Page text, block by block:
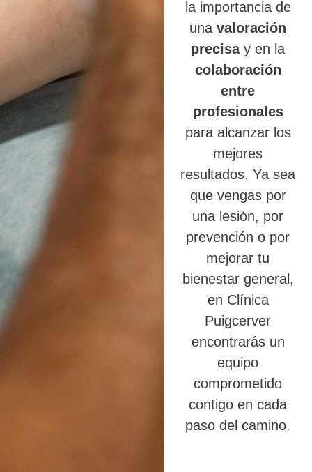
la importancia de
unavaloración
precisay en la
colaboración
entre
profesionales
para alcanzar los
mejores
resultados. Ya sea
que vengas por
una lesión, por
prevención o por
mejorar tu
bienestar general,
en Clínica
Puigcerver
encontrarás un
equipo
comprometido
contigo en cada
paso del camino.